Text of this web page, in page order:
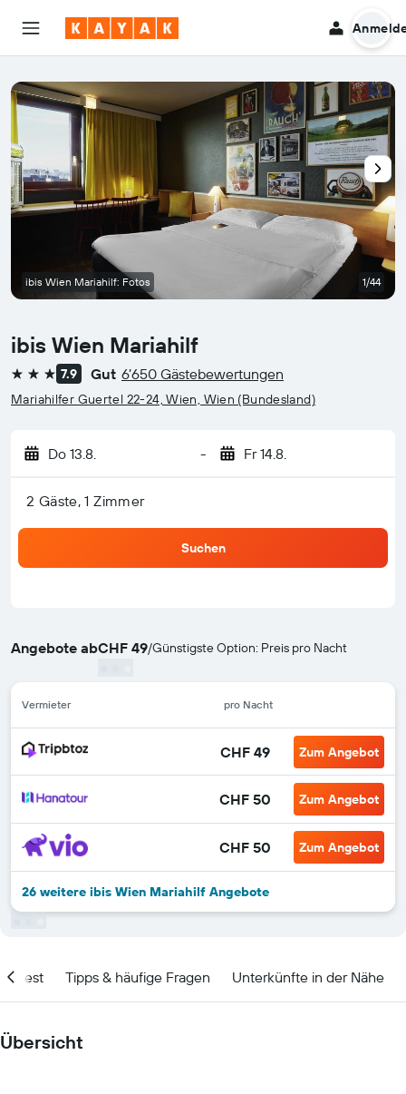
ibis Wien Mariahilf
3 Sterne7.9 Gut 6’650 Gästebewertungen
Mariahilfer Guertel 22-24, Wien, Wien (Bundesland)
Do 13.8. - Fr 14.8.
2 Gäste, 1 Zimmer
Suchen
Angebote abCHF 49/Günstigste Option: Preis pro Nacht
Vermieter pro Nacht
CHF 49 Zum Angebot
CHF 50 Zum Angebot
CHF 50 Zum Angebot
26 weitere ibis Wien Mariahilf Angebote
ibis Wien Mariahilf: Fotos 1/44
Tipps & häufige Fragen Unterkünfte in der Nähe
Übersicht